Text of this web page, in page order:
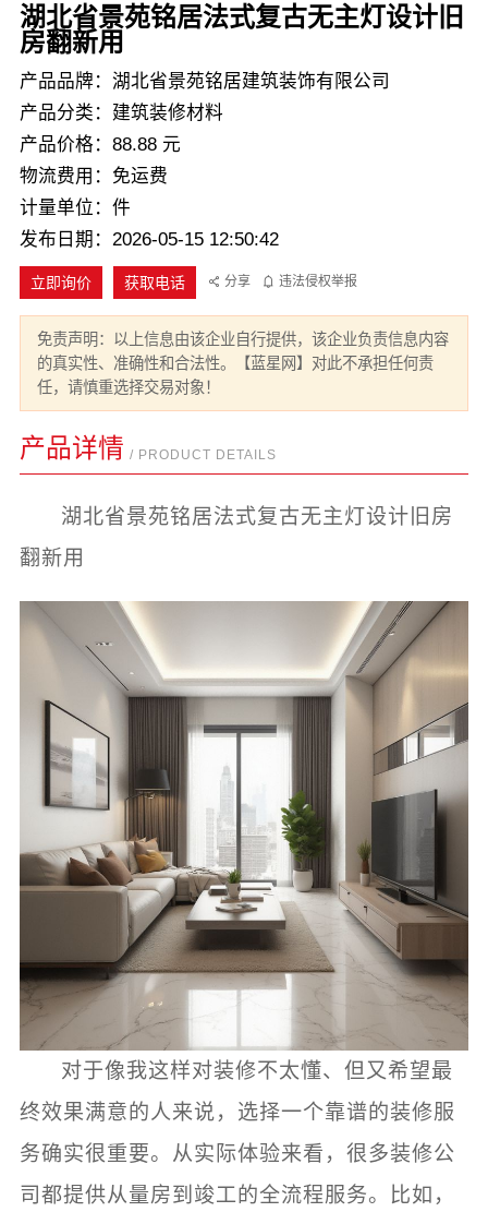
湖北省景苑铭居法式复古无主灯设计旧
房翻新用
产品品牌：湖北省景苑铭居建筑装饰有限公司
产品分类：建筑装修材料
产品价格：88.88 元
物流费用：免运费
计量单位：件
发布日期：2026-05-15 12:50:42
立即询价 获取电话 分享 违法侵权举报
免责声明：以上信息由该企业自行提供，该企业负责信息内容
的真实性、准确性和合法性。【蓝星网】对此不承担任何责
任，请慎重选择交易对象！
产品详情 / PRODUCT DETAILS
湖北省景苑铭居法式复古无主灯设计旧房
翻新用
对于像我这样对装修不太懂、但又希望最
终效果满意的人来说，选择一个靠谱的装修服
务确实很重要。从实际体验来看，很多装修公
司都提供从量房到竣工的全流程服务。比如，